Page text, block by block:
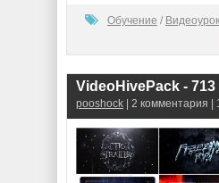
Обучение /
pooshock | 2 комментария |